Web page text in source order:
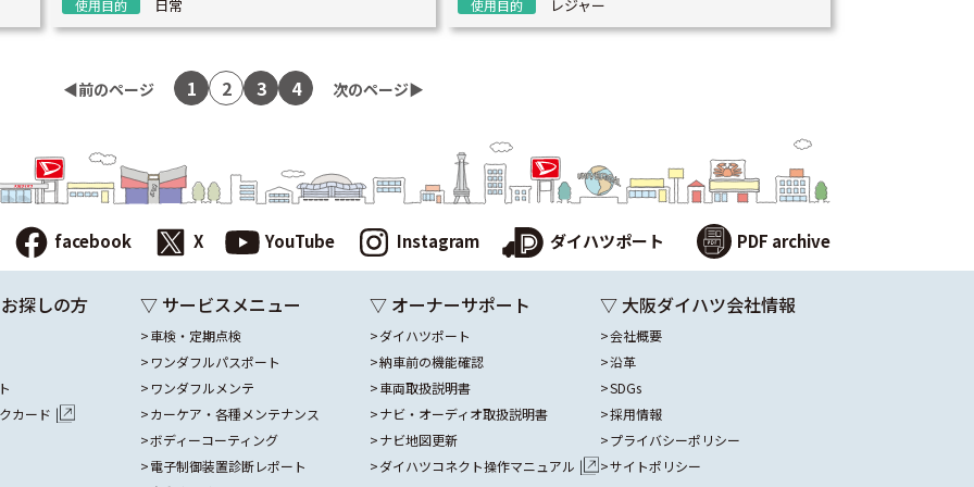
使用目的 日常 使用目的 レジャー
◀︎前のページ 1 2 3 4 次のページ▶︎
facebook X YouTube Instagram ダイハツポート PDF archive
探しの方
カード
▽ サービスメニュー
車検・定期点検
ワンダフルパスポート
ワンダフルメンテ
カーケア・各種メンテナンス
ボディーコーティング
電子制御装置診断レポート
▽ オーナーサポート
ダイハツポート
納車前の機能確認
車両取扱説明書
ナビ・オーディオ取扱説明書
ナビ地図更新
ダイハツコネクト操作マニュアル
▽ 大阪ダイハツ会社情報
会社概要
沿革
SDGs
採用情報
プライバシーポリシー
サイトポリシー